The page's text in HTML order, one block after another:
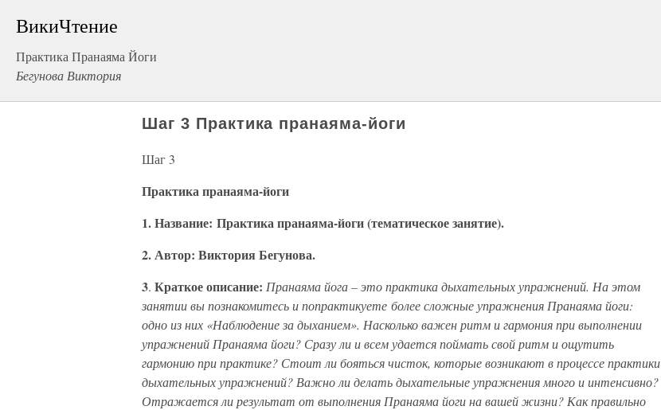
ВикиЧтение
Практика Пранаяма Йоги
Бегунова Виктория
Шаг 3 Практика пранаяма-йоги
Шаг 3
Практика пранаяма-йоги
1. Название: Практика пранаяма-йоги (тематическое занятие).
2. Автор: Виктория Бегунова.
3. Краткое описание: Пранаяма йога – это практика дыхательных упражнений. На этом
занятии вы познакомитесь и попрактикуете более сложные упражнения Пранаяма йоги:
одно из них «Наблюдение за дыханием». Насколько важен ритм и гармония при выполнении
упражнений Пранаяма йоги? Сразу ли и всем удается поймать свой ритм и ощутить
гармонию при практике? Стоит ли бояться чисток, которые возникают в процессе практики
дыхательных упражнений? Важно ли делать дыхательные упражнения много и интенсивно?
Отражается ли результат от выполнения Пранаяма йоги на вашей жизни? Как правильно